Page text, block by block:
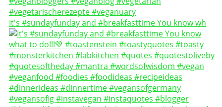
It's #sundayfunday and #breakfasttime You know wh